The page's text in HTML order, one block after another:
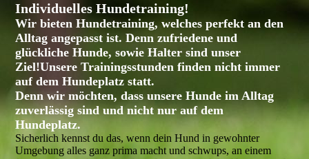
Individuelles Hundetraining!
Wir bieten Hundetraining, welches perfekt an den
Alltag angepasst ist.Denn zufriedene und
glückliche Hunde, sowie Halter sind unser
Ziel!Unsere Trainingsstunden finden nicht immer
auf dem Hundeplatz statt.
Denn wir möchten, dass unsere Hunde imAlltag
zuverlässig sind und nicht nur auf dem
Hundeplatz.
Sicherlich kennst du das, wenn dein Hund in gewohnter
Umgebung alles ganz prima macht und schwups, an einem